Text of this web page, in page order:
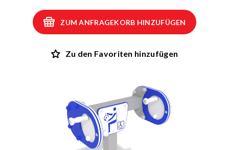
ZUM ANFRAGEKORB HINZUFÜGEN
Zu den Favoriten hinzufügen